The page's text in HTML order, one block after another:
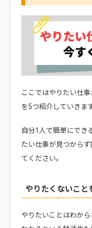
ここではやりたい仕
を5つ紹介していきます
自分1人で簡単にでき
たい仕事が見つから
てください。
やりたくないこと
やりたいことはわか